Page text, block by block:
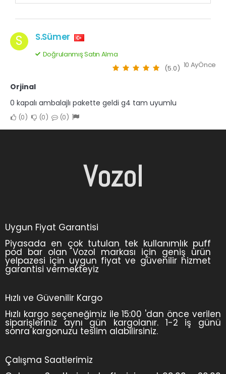
S S.Sümer
Doğrulanmış Satın Alma
(5.0) 10 AyÖnce
Orjinal
0 kapalı ambalajlı pakette geldi g4 tam uyumlu
0 0 0
Vozol
Uygun Fiyat Garantisi
Piyasada en çok tutulan tek kullanımlık puff
pod bar olan Vozol markası için geniş ürün
yelpazesi için uygun fiyat ve güvenilir hizmet
garantisi vermekteyiz
Hızlı ve Güvenilir Kargo
Hızlı kargo seçeneğimiz ile 15:00 'dan önce verilen
siparişleriniz aynı gün kargolanır. 1-2 iş günü
sonra kargonuzu teslim alabilirsiniz.
Çalışma Saatlerimiz